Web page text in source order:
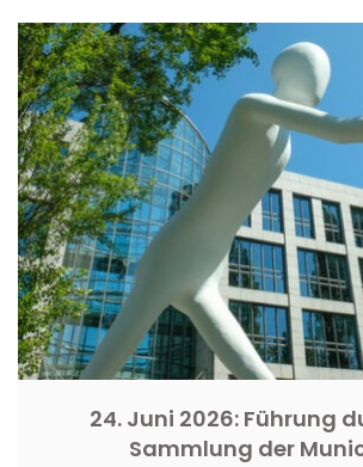
24. Juni 2026: Führung
Sammlung der